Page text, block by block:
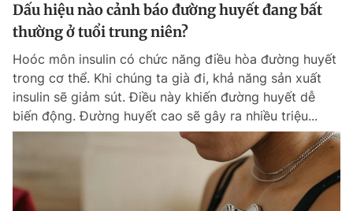
Dấu hiệu nào cảnh báo đường huyết đang bất
thường ở tuổi trung niên?
Hoóc môn insulin có chức năng điều hòa đường huyết
trong cơ thể. Khi chúng ta già đi, khả năng sản xuất
insulin sẽ giảm sút. Điều này khiến đường huyết dễ
biến động. Đường huyết cao sẽ gây ra nhiều triệu...